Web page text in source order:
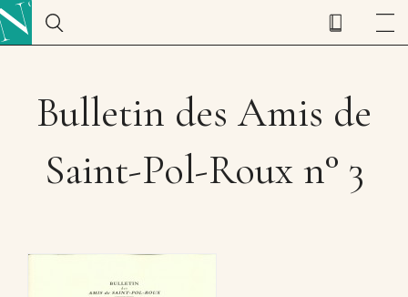
Bulletin des Amis de
Saint-Pol-Roux n° 3